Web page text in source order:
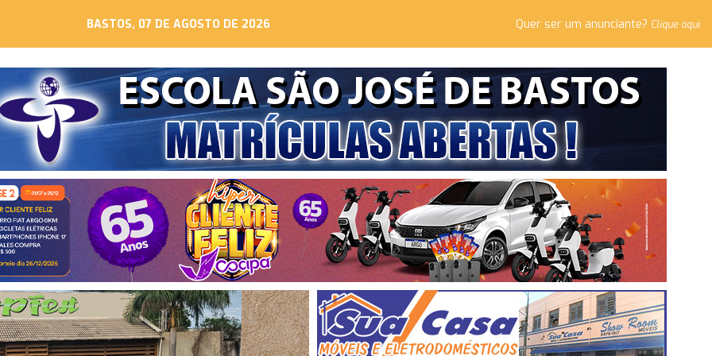
BASTOS, 07 DE AGOSTO DE 2026 Quer ser um anunciante? Clique aqui